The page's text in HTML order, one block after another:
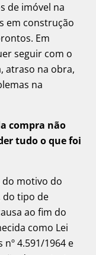
de imóvel na
em construção
Em
seguir com o
atraso na obra,
na
compra não
tudo o que foi
motivo do
do tipo de
ao fim do
como Lei
4.591/1964 e